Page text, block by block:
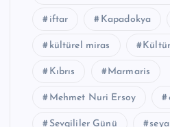
iftar Kapadokya
kültürel miras
Kıbrıs Marmaris
Mehmet Nuri Ersoy
Sevgililer Günü